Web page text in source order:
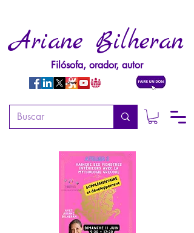
Ariane Bilheran
Filósofa, orador, autor